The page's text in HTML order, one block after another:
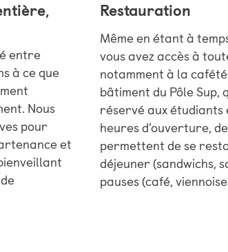
entre
à ce que
Nous
pour
et
Restauration
Même en étant à
vous avez accès à
notamment à la
bâtiment du Pôle Sup,
réservé aux étudiants
heures d’ouverture,
permettent de se
déjeuner (sandwichs,
pauses (café,